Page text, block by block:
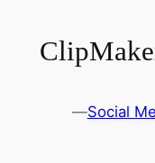
—Social